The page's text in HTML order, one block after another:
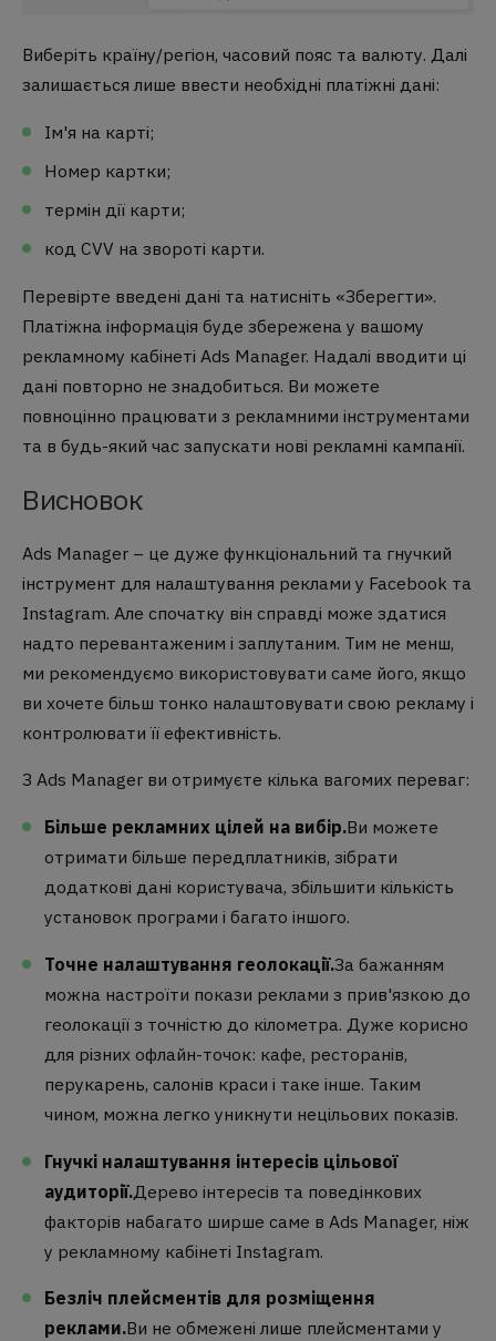
Виберіть країну/регіон, часовий пояс та валюту. Далі
залишається лише ввести необхідні платіжні дані:
Ім'я на карті;
Номер картки;
термін дії карти;
код CVV на звороті карти.
Перевірте введені дані та натисніть «Зберегти».
Платіжна інформація буде збережена у вашому
рекламному кабінеті Ads Manager. Надалі вводити ці
дані повторно не знадобиться. Ви можете
повноцінно працювати з рекламними інструментами
та в будь-який час запускати нові рекламні кампанії.
Висновок
Ads Manager – це дуже функціональний та гнучкий
інструмент для налаштування реклами у Facebook та
Instagram. Але спочатку він справді може здатися
надто перевантаженим і заплутаним. Тим не менш,
ми рекомендуємо використовувати саме його, якщо
ви хочете більш тонко налаштовувати свою рекламу і
контролювати її ефективність.
З Ads Manager ви отримуєте кілька вагомих переваг:
Більше рекламних цілей на вибір.Ви можете
отримати більше передплатників, зібрати
додаткові дані користувача, збільшити кількість
установок програми і багато іншого.
Точне налаштування геолокації.За бажанням
можна настроїти покази реклами з прив'язкою до
геолокації з точністю до кілометра. Дуже корисно
для різних офлайн-точок: кафе, ресторанів,
перукарень, салонів краси і таке інше. Таким
чином, можна легко уникнути нецільових показів.
Гнучкі налаштування інтересів цільової
аудиторії.Дерево інтересів та поведінкових
факторів набагато ширше саме в Ads Manager, ніж
у рекламному кабінеті Instagram.
Безліч плейсментів для розміщення
реклами.Ви не обмежені лише плейсментами у